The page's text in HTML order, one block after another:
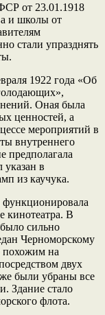
от 23.01.1918
и школы от
стали упразднять
1922 года «Об
Оная была
ценностей, а
мероприятий в
внутреннего
предполагала
указан в
из каучука.
функционировала
кинотеатра. В
сильно
Черноморскому
похожим на
двух
были убраны все
Здание стало
флота.